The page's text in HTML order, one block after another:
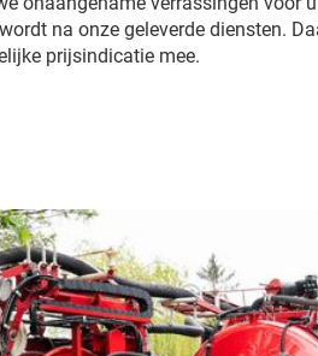
na onze geleverde diensten.
prijsindicatie mee.